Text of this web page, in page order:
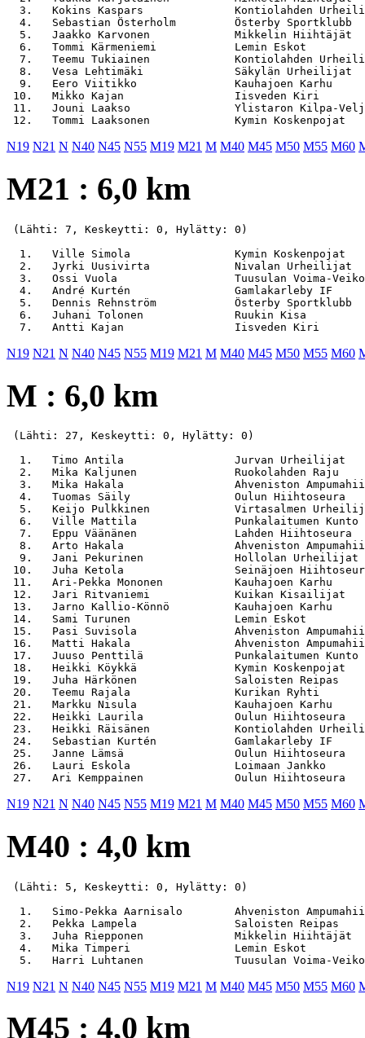
3.   Kokins Kaspars              Kontiolahden
4.   Sebastian Österholm         Österby Sportklubb
5.   Jaakko Karvonen             Mikkelin Hiihtäjät
6.   Tommi Kärmeniemi            Lemin Eskot
7.   Teemu Tukiainen             Kontiolahden
8.   Vesa Lehtimäki              Säkylän Urheilijat
9.   Eero Viitikko               Kauhajoen Karhu
10.   Mikko Kajan                 Iisveden Kiri
11.   Jouni Laakso                Ylistaron Kilpa-
N19 N21 N N40 N45 N55 M19 M21 M M40 M45 M50 M55 M60
M21 : 6,0 km
(Lähti: 7, Keskeytti: 0, Hylätty: 0)
1.   Ville Simola                Kymin Koskenpojat
2.   Jyrki Uusivirta             Nivalan Urheilijat
3.   Ossi Vuola                  Tuusulan Voima-
4.   André Kurtén                Gamlakarleby IF
5.   Dennis Rehnström            Österby Sportklubb
6.   Juhani Tolonen              Ruukin Kisa
N19 N21 N N40 N45 N55 M19 M21 M M40 M45 M50 M55 M60
M : 6,0 km
(Lähti: 27, Keskeytti: 0, Hylätty: 0)
1.   Timo Antila                 Jurvan Urheilijat
2.   Mika Kaljunen               Ruokolahden Raju
3.   Mika Hakala                 Ahveniston
4.   Tuomas Säily                Oulun Hiihtoseura
5.   Keijo Pulkkinen             Virtasalmen
6.   Ville Mattila               Punkalaitumen
7.   Eppu Väänänen               Lahden Hiihtoseura
8.   Arto Hakala                 Ahveniston
9.   Jani Pekurinen              Hollolan
10.   Juha Ketola                 Seinäjoen
11.   Ari-Pekka Mononen           Kauhajoen
12.   Jari Ritvaniemi             Kuikan Kisailijat
13.   Jarno Kallio-Könnö          Kauhajoen
14.   Sami Turunen                Lemin Eskot
15.   Pasi Suvisola               Ahveniston
16.   Matti Hakala                Ahveniston
17.   Juuso Penttilä              Punkalaitumen
18.   Heikki Köykkä               Kymin
19.   Juha Härkönen               Saloisten
20.   Teemu Rajala                Kurikan Ryhti
21.   Markku Nisula               Kauhajoen Karhu
22.   Heikki Laurila              Oulun
23.   Heikki Räisänen             Kontiolahden
24.   Sebastian Kurtén            Gamlakarleby
25.   Janne Lämsä                 Oulun
26.   Lauri Eskola                Loimaan Jankko
N19 N21 N N40 N45 N55 M19 M21 M M40 M45 M50 M55 M60
M40 : 4,0 km
(Lähti: 5, Keskeytti: 0, Hylätty: 0)
1.   Simo-Pekka Aarnisalo        Ahveniston
2.   Pekka Lampela               Saloisten Reipas
3.   Juha Riepponen              Mikkelin Hiihtäjät
4.   Mika Timperi                Lemin Eskot
N19 N21 N N40 N45 N55 M19 M21 M M40 M45 M50 M55 M60
M45 : 4,0 km